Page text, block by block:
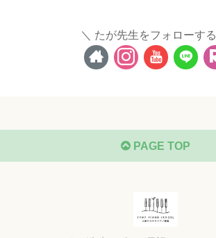
たが先生をフォローする
PAGE TOP